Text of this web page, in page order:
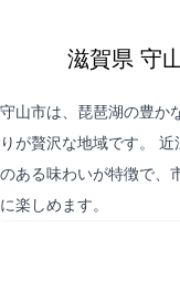
滋賀県 守
守山市は、琵琶湖の豊か
りが贅沢な地域です。
のある味わいが特徴で、
に楽しめます。